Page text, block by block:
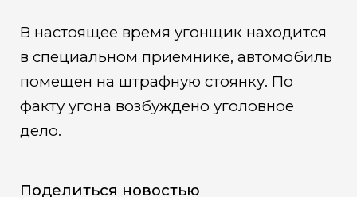
В настоящее время угонщик находится
в специальном приемнике, автомобиль
помещен на штрафную стоянку. По
факту угона возбуждено уголовное
дело.
Поделиться новостью